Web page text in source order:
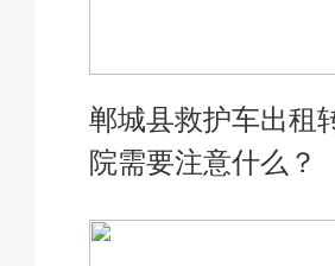
郸城县救护车出租
院需要注意什么？